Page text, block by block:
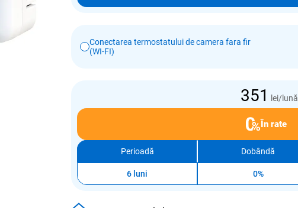
Conectarea termostatului de camera fara fir
(WI-FI)
351 lei/lună
În rate
Perioadă Dobândă
6 luni 0%